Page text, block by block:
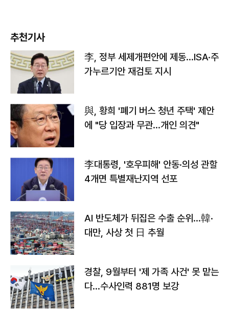
추천기사
李, 정부 세제개편안에 제동…ISA·주
가누르기안 재검토 지시
與, 황희 '폐기 버스 청년 주택' 제안
에 "당 입장과 무관…개인 의견"
李대통령, '호우피해' 안동·의성 관할
4개면 특별재난지역 선포
AI 반도체가 뒤집은 수출 순위…韓·
대만, 사상 첫 日 추월
경찰, 9월부터 '제 가족 사건' 못 맡는
다…수사인력 881명 보강